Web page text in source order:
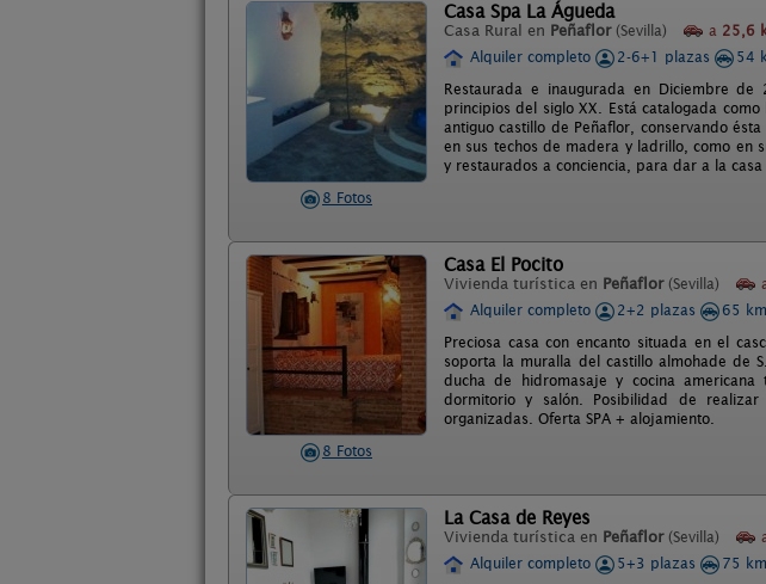
8 Fotos
Casa Spa La Águeda
Casa Rural en Peñaflor (Sevilla) a 25,6
Alquiler completo
2-6+1 plazas
54
Restaurada e inaugurada en Diciembre
principios del siglo XX. Está catalogada
antiguo castillo de Peñaflor, conservando
en sus techos de madera y ladrillo, como en
y restaurados a conciencia, para dar a la
8 Fotos
Casa El Pocito
Vivienda turística en Peñaflor (Sevilla)
Alquiler completo
2+2 plazas
65
Preciosa casa con encanto situada en el
soporta la muralla del castillo almohade de
ducha de hidromasaje y cocina
dormitorio y salón. Posibilidad de
organizadas. Oferta SPA + alojamiento.
La Casa de Reyes
Vivienda turística en Peñaflor (Sevilla)
Alquiler completo
5+3 plazas 75